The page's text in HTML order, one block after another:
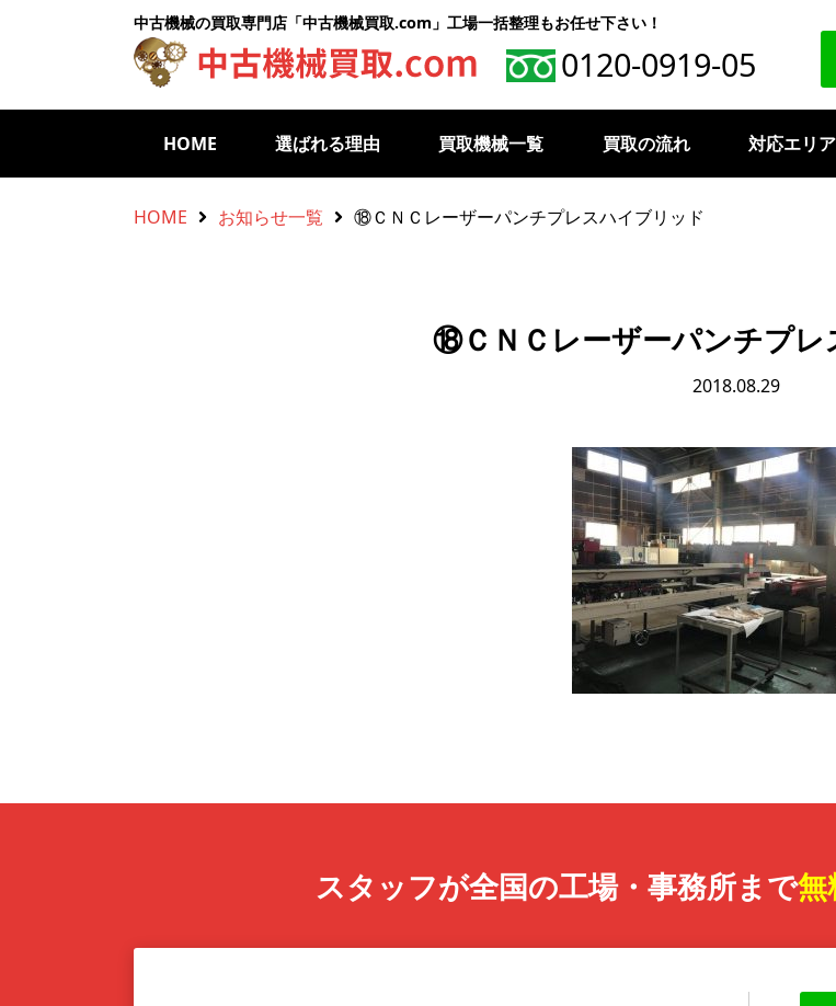
中古機械の買取専門店「中古機械買取.com」工場一括整理もお任せ下さい！
0120-0919-05
HOME 選ばれる理由 買取機械一覧 買取の流れ 対応エリア
HOME お知らせ一覧 ⑱ＣＮＣレーザーパンチプレスハイブリッド
⑱ＣＮＣレーザーパンチプレ
2018.08.29
スタッフが全国の工場・事務所まで無